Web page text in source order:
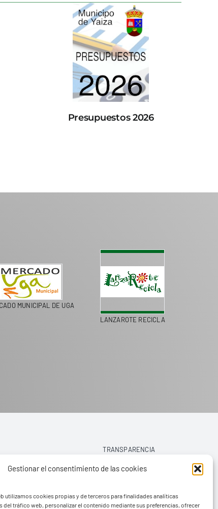
Gestionar el consentimiento de las cookies
utilizamos cookies propias y de terceros para finalidades analíticas
del tráfico web, personalizar el contenido mediante sus preferencias, ofrecer
Presupuestos 2026
MUNICIPAL DE UGA
LANZAROTE RECICLA
TRANSPARENCIA
AVISO LEGAL
POLÍTICA DE PRIVACIDAD